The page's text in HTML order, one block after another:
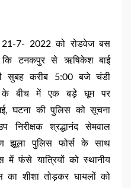
7- 2022 को रोडवेज बस
टनकपुर से ऋषिकेश बाई
सुबह करीब 5:00 बजे चंडी
के बीच में एक बड़े घूम पर
घटना की पुलिस को सूचना
श्रद्धानंद सेमवाल
झूला पुलिस फोर्स के साथ
फंसे यात्रियों को स्थानीय
शीशा तोड़कर घायलों को